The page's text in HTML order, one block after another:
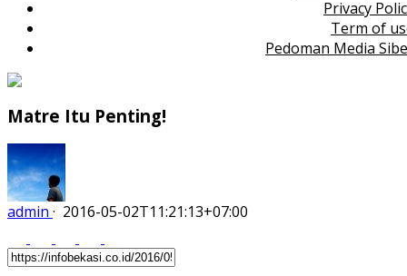
Privacy
Term of
Pedoman Media
Matre Itu Penting!
admin · 2016-05-02T11:21:13+07:00